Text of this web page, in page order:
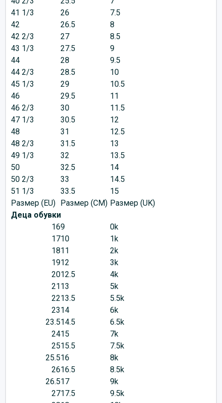
41 1/3
26
7.5
42
26.5
8
42 2/3
27
8.5
43 1/3
27.5
9
44
28
9.5
44 2/3
28.5
10
45 1/3
29
10.5
46
29.5
11
46 2/3
30
11.5
47 1/3
30.5
12
48
31
12.5
48 2/3
31.5
13
49 1/3
32
13.5
50
32.5
14
50 2/3
33
14.5
51 1/3
33.5
15
Размер (EU) Размер (CM) Размер (UK)
Деца обувки
169
0k
1710
1k
1811
2k
1912
3k
2012.5
4k
2113
5k
2213.5
5.5k
2314
6k
23.514.5
6.5k
2415
7k
2515.5
7.5k
25.516
8k
2616.5
8.5k
26.517
9k
2717.5
9.5k